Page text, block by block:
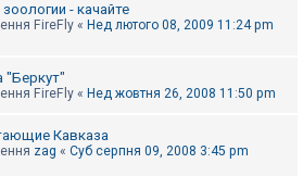
- качайте
FireFly « Нед лютого 08, 2009 11:24 pm
"Беркут"
FireFly « Нед жовтня 26, 2008 11:50 pm
Кавказа
zag « Суб серпня 09, 2008 3:45 pm